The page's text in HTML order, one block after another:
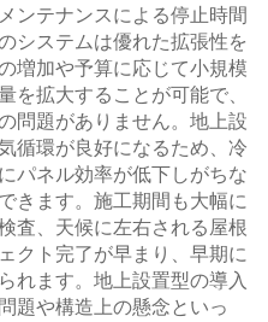
ンテナンスによる停止時間
システムは優れた拡張性を
増加や予算に応じて小規模
を拡大することが可能で、
問題がありません。地上設
循環が良好になるため、冷
パネル効率が低下しがちな
きます。施工期間も大幅に
査、天候に左右される屋根
クト完了が早まり、早期に
れます。地上設置型の導入
題や構造上の懸念といっ